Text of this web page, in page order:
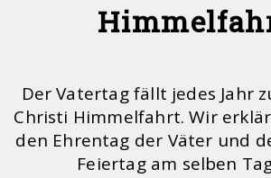
Der Vatertag fällt jedes Jahr
Christi Himmelfahrt. Wir
den Ehrentag der Väter und
Feiertag am selben